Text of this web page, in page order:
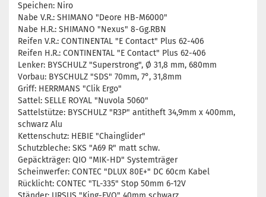
Speichen: Niro
Nabe V.R.: SHIMANO "Deore HB-M6000"
Nabe H.R.: SHIMANO "Nexus" 8-Gg.RBN
Reifen V.R.: CONTINENTAL "E Contact" Plus 62-406
Reifen H.R.: CONTINENTAL "E Contact" Plus 62-406
Lenker: BYSCHULZ "Superstrong", Ø 31,8 mm, 680mm
Vorbau: BYSCHULZ "SDS" 70mm, 7°, 31,8mm
Griff: HERRMANS "Clik Ergo"
Sattel: SELLE ROYAL "Nuvola 5060"
Sattelstütze: BYSCHULZ "R3P" antitheft 34,9mm x 400mm,
schwarz Alu
Kettenschutz: HEBIE "Chainglider"
Schutzbleche: SKS "A69 R" matt schw.
Gepäckträger: QIO "MIK-HD" Systemträger
Scheinwerfer: CONTEC "DLUX 80E+" DC 60cm Kabel
Rücklicht: CONTEC "TL-335" Stop 50mm 6-12V